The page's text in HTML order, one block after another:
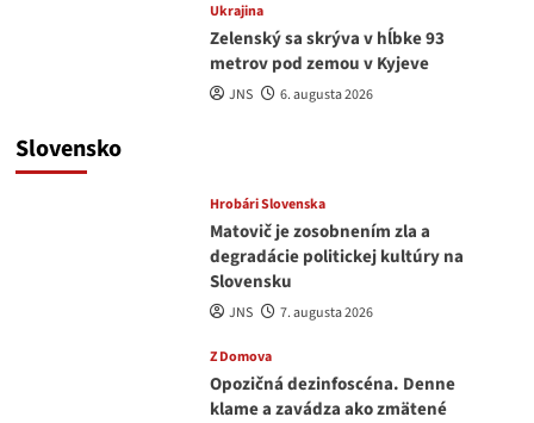
Ukrajina
Zelenský sa skrýva v hĺbke 93
metrov pod zemou v Kyjeve
JNS 6. augusta 2026
Slovensko
Hrobári Slovenska
Matovič je zosobnením zla a
degradácie politickej kultúry na
Slovensku
JNS 7. augusta 2026
Z Domova
Opozičná dezinfoscéna. Denne
klame a zavádza ako zmätené